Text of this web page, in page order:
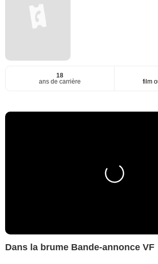
18
ans de carrière
film
Dans la brume Bande-annonce VF